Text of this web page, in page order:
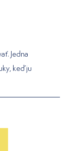
Jedna
keď ju